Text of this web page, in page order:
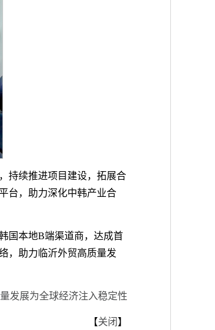
持续推进项目建设，拓展合
台，助力深化中韩产业合
国本地B端渠道商，达成首
，助力临沂外贸高质量发
发展为全球经济注入稳定性
【关闭 】